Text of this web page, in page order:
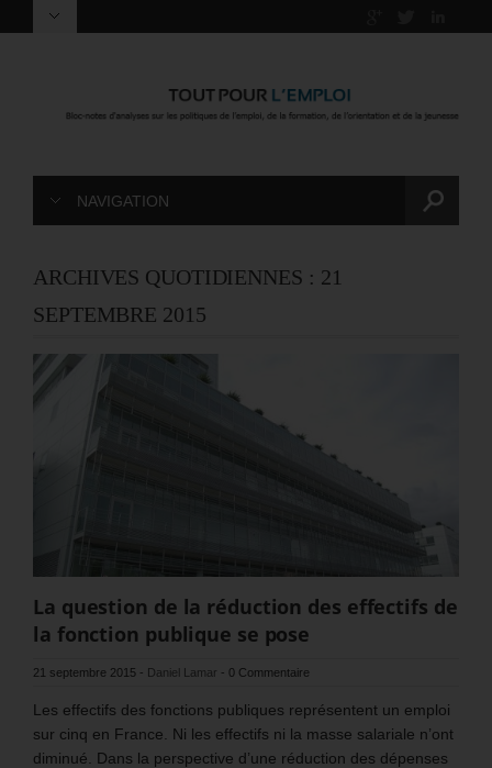
NAVIGATION
ARCHIVES QUOTIDIENNES : 21
SEPTEMBRE 2015
La question de la réduction des effectifs de
la fonction publique se pose
21 septembre 2015 - Daniel Lamar - 0 Commentaire
Les effectifs des fonctions publiques représentent un emploi
sur cinq en France. Ni les effectifs ni la masse salariale n’ont
diminué. Dans la perspective d’une réduction des dépenses